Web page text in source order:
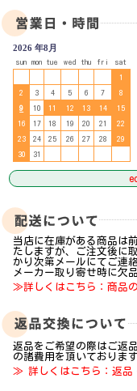
2026 年8月
sun mon tue wed thu fri
sat
1
2
3 4 5 6 7
8
9
10 11 12 13 14
15
16
17 18 19 20 21
22
23
24 25 26 27 28
29
30
31
当店に在庫がある商品は
たしますが、ご注文後に
かり次第メールにてご連
メーカー取り寄せ時に欠
≫詳しくはこちら：商品
返品をご希望の際はご返
の諸費用を頂いておりま
≫ 詳しくはこちら：返品